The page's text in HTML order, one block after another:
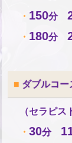
・ 150分
・ 180分
■ ダブルコー
（セラピス
・ 30分